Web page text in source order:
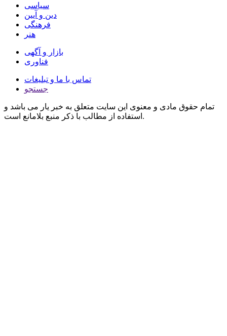
سیاسی
دین و آیین
فرهنگی
هنر
بازار و آگهی
فناوری
تماس با ما و تبلیغات
جستجو
تمام حقوق مادی و معنوی این سایت متعلق به خبر یار می باشد و
استفاده از مطالب با ذکر منبع بلامانع است.